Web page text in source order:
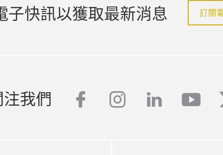
子快訊以獲取最新消息 訂閱
我們 facebook
instagram
linkedin